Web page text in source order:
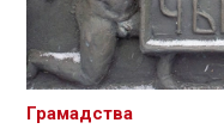
Грамадства